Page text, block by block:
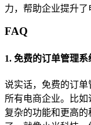
力，帮助企业提升了
FAQ
1. 免费的订单管理系
说实话，免费的订
所有电商企业。比
复杂的功能和更高